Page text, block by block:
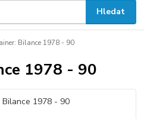
Hledat
Bilance 1978 - 90
1978 - 90